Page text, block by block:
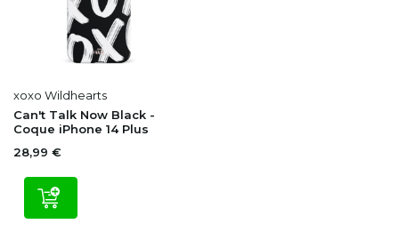
xoxo Wildhearts
Can't Talk Now Black -
Coque iPhone 14 Plus
28,99 €